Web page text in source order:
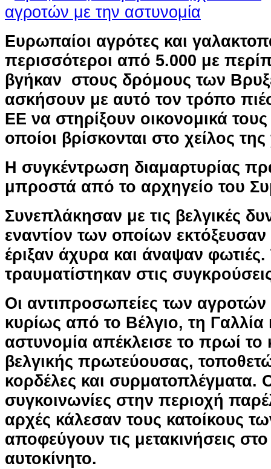
Ευρωπαίοι αγρότες και
περισσότεροι από 5.000 με
βγήκαν στους δρόμους των
ασκήσουν με αυτό τον τρόπο
ΕΕ να στηρίξουν οικονομικά
οποίοι βρίσκονται στο χείλος
Η συγκέντρωση διαμαρτυρίας
μπροστά από το αρχηγείο του
Συνεπλάκησαν με τις βελγικές
εναντίον των οποίων
έριξαν άχυρα και άναψαν φωτιές.
τραυματίστηκαν στις
Οι αντιπροσωπείες των
κυρίως από το Βέλγιο, τη Γαλλία
αστυνομία απέκλεισε το πρωί το
βελγικής πρωτεύουσας,
κορδέλες και συρματοπλέγματα.
συγκοινωνίες στην περιοχή
αρχές κάλεσαν τους κατοίκους
αποφεύγουν τις μετακινήσεις
αυτοκίνητο.